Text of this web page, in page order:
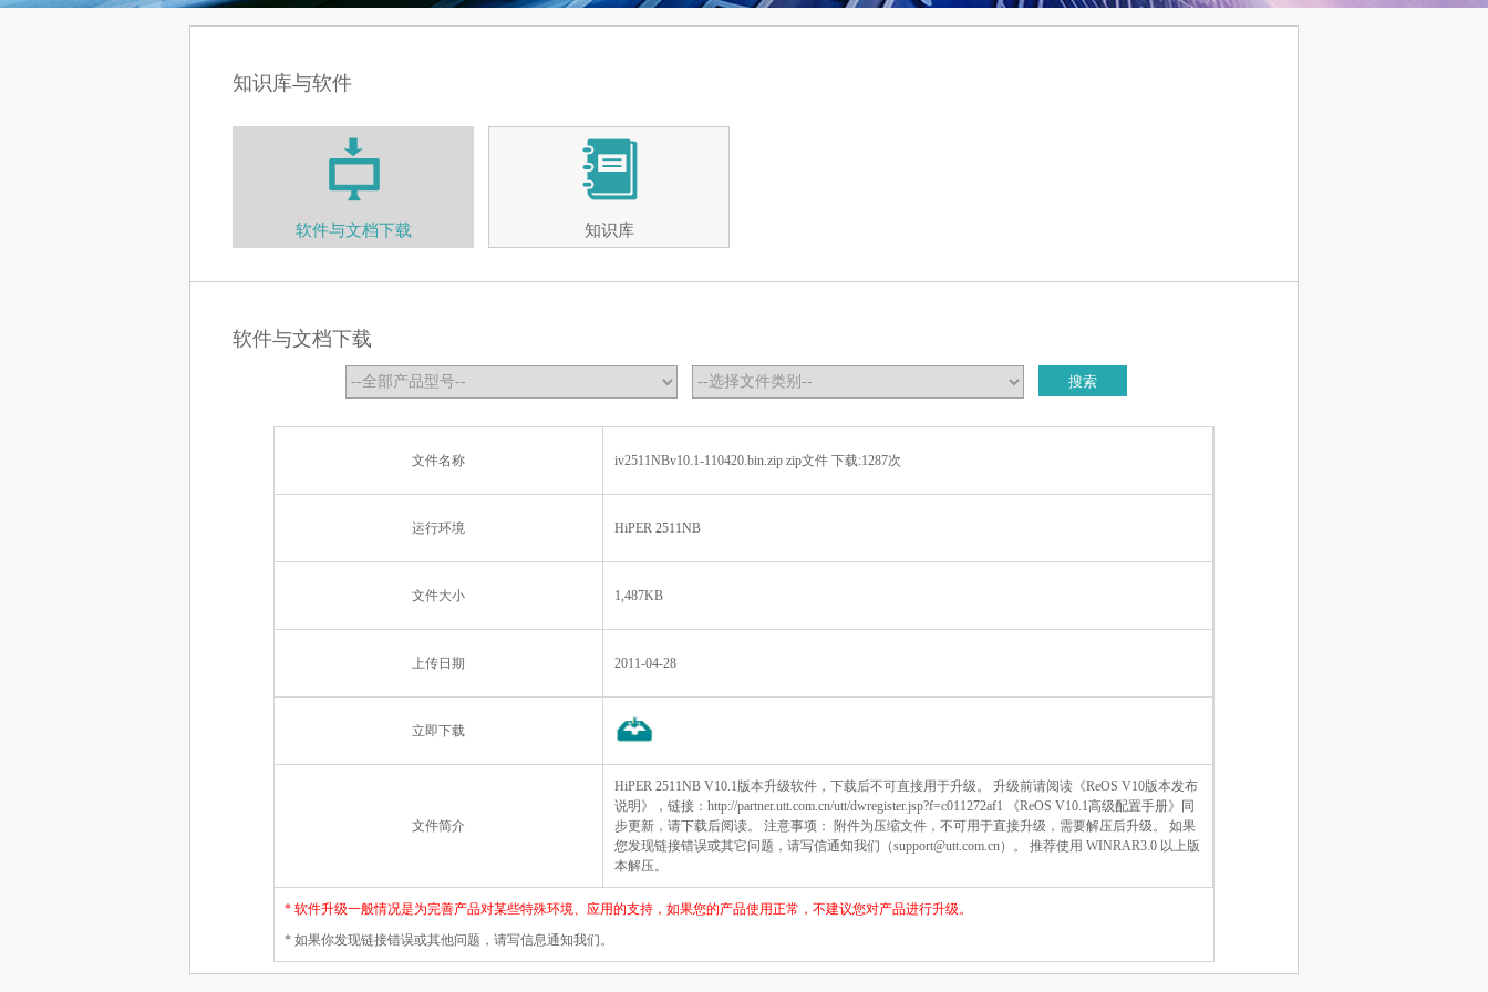
知识库与软件
软件与文档下载 知识库
软件与文档下载
文件名称 iv2511NBv10.1-110420.bin.zip zip文件 下载:1287次
运行环境 HiPER 2511NB
文件大小 1,487KB
上传日期 2011-04-28
立即下载
文件简介
HiPER 2511NB V10.1版本升级软件，下载后不可直接用于升级。 升级前请阅读《ReOS V10版本发布
说明》，链接：http://partner.utt.com.cn/utt/dwregister.jsp?f=c011272af1 《ReOS V10.1高级配置手册》同
步更新，请下载后阅读。 注意事项： 附件为压缩文件，不可用于直接升级，需要解压后升级。 如果
您发现链接错误或其它问题，请写信通知我们（support@utt.com.cn）。 推荐使用 WINRAR3.0 以上版
本解压。
* 软件升级一般情况是为完善产品对某些特殊环境、应用的支持，如果您的产品使用正常，不建议您对产品进行升级。
* 如果你发现链接错误或其他问题，请写信息通知我们。